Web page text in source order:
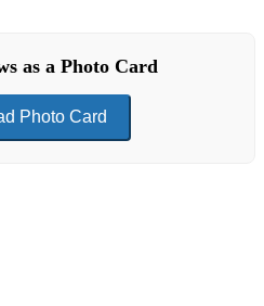
as a Photo Card
Photo Card